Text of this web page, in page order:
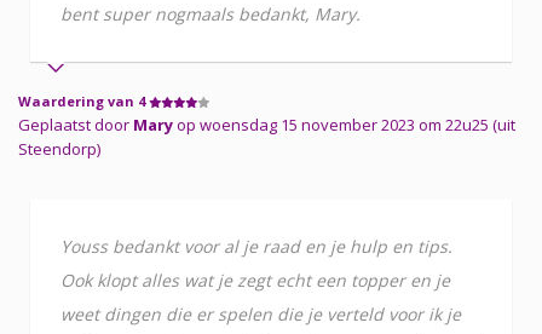
bent super nogmaals bedankt, Mary.
Waardering van 4
Geplaatst door Maryop woensdag 15 november 2023 om 22u25 (uit
Steendorp)
Youss bedankt voor al je raad en je hulp en tips.
Ook klopt alles wat je zegt echt een topper en je
weet dingen die er spelen die je verteld voor ik je